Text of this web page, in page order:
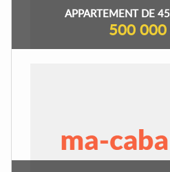
APPARTEMENT DE 45
500 000